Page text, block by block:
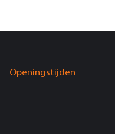
Openingstijden